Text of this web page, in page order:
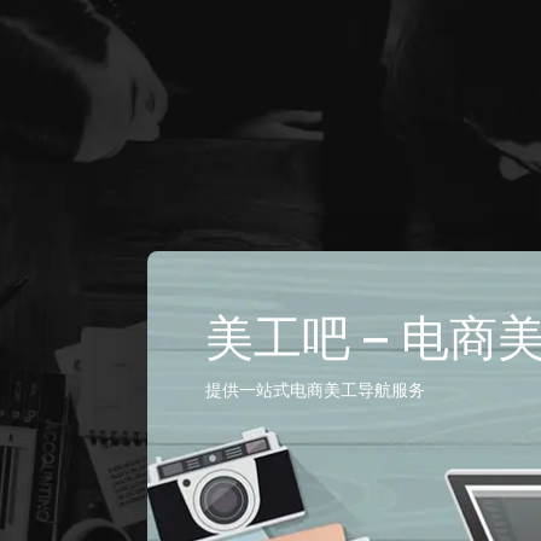
美工吧 – 电商
提供一站式电商美工导航服务